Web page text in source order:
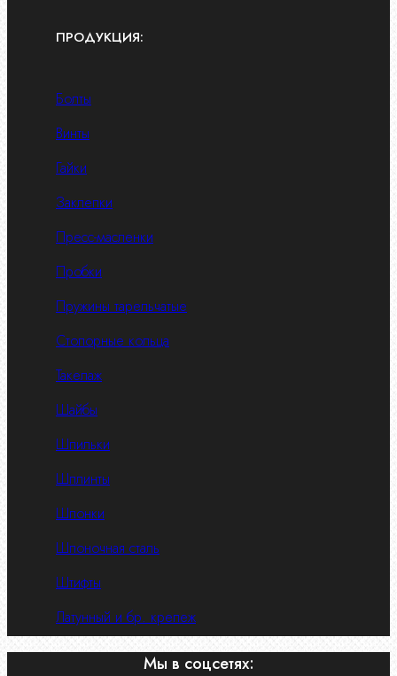
ПРОДУКЦИЯ:
Болты
Винты
Гайки
Заклепки
Пресс-масленки
Пробки
Пружины тарельчатые
Стопорные кольца
Такелаж
Шайбы
Шпильки
Шплинты
Шпонки
Шпоночная сталь
Штифты
Латунный и бр. крепеж
Мы в соцсетях: